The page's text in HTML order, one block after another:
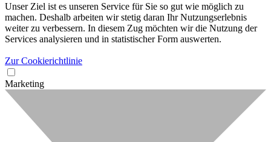
Unser Ziel ist es unseren Service für Sie so gut wie möglich zu
machen. Deshalb arbeiten wir stetig daran Ihr Nutzungserlebnis
weiter zu verbessern. In diesem Zug möchten wir die Nutzung der
Services analysieren und in statistischer Form auswerten.
Zur Cookierichtlinie
Marketing